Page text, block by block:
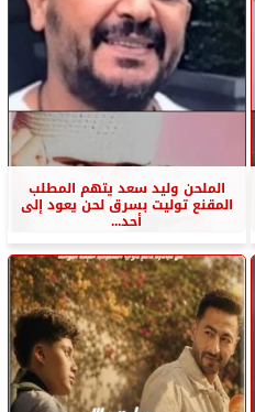
الملحن وليد سعد يتهم المطلب
المقنع توليت بسرق لحن يعود إلى
أحد...